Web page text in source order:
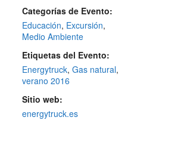
Categorías de Evento:
Educación, Excursión,
Medio Ambiente
Etiquetas del Evento:
Energytruck, Gas natural,
verano 2016
Sitio web:
energytruck.es